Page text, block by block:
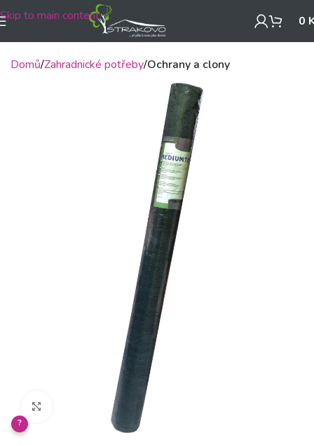
Skip to main content 0
Domů Zahradnické potřeby Ochrany a clony
Klikněte pro zvětšení
?